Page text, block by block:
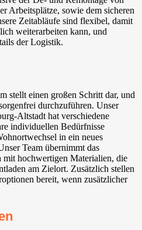
Arbeitsplätze, sowie dem sicheren
Zeitabläufe sind flexibel, damit
weiterarbeiten kann, und
der Logistik.
stellt einen großen Schritt dar, und
durchzuführen. Unser
Altstadt hat verschiedene
individuellen Bedürfnisse
in ein neues
Team übernimmt das
mit hochwertigen Materialien, die
am Zielort. Zusätzlich stellen
bereit, wenn zusätzlicher